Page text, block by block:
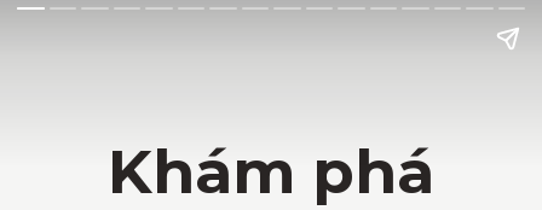
Khám phá